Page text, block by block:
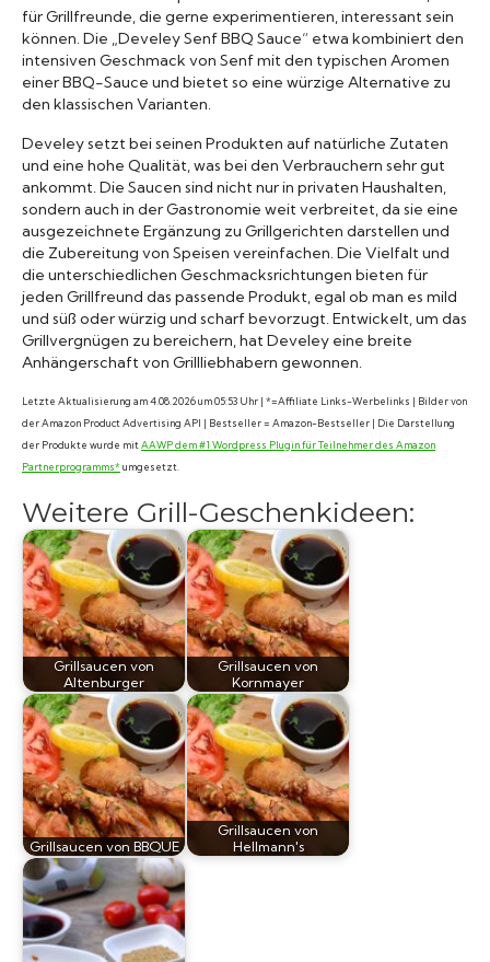
für Grillfreunde, die gerne experimentieren, interessant sein
können. Die „Develey Senf BBQ Sauce“ etwa kombiniert den
intensiven Geschmack von Senf mit den typischen Aromen
einer BBQ-Sauce und bietet so eine würzige Alternative zu
den klassischen Varianten.
Develey setzt bei seinen Produkten auf natürliche Zutaten
und eine hohe Qualität, was bei den Verbrauchern sehr gut
ankommt. Die Saucen sind nicht nur in privaten Haushalten,
sondern auch in der Gastronomie weit verbreitet, da sie eine
ausgezeichnete Ergänzung zu Grillgerichten darstellen und
die Zubereitung von Speisen vereinfachen. Die Vielfalt und
die unterschiedlichen Geschmacksrichtungen bieten für
jeden Grillfreund das passende Produkt, egal ob man es mild
und süß oder würzig und scharf bevorzugt. Entwickelt, um das
Grillvergnügen zu bereichern, hat Develey eine breite
Anhängerschaft von Grillliebhabern gewonnen.
Letzte Aktualisierung am 4.08.2026 um 05:53 Uhr | *=Affiliate Links-Werbelinks | Bilder von
der Amazon Product Advertising API | Bestseller = Amazon-Bestseller | Die Darstellung
der Produkte wurde mitAAWP dem #1 Wordpress Plugin für Teilnehmer des Amazon
Partnerprogramms*umgesetzt.
Weitere Grill-Geschenkideen:
Grillsaucen von
Altenburger
Grillsaucen von
Kornmayer
Grillsaucen von BBQUE
Grillsaucen von
Hellmann's